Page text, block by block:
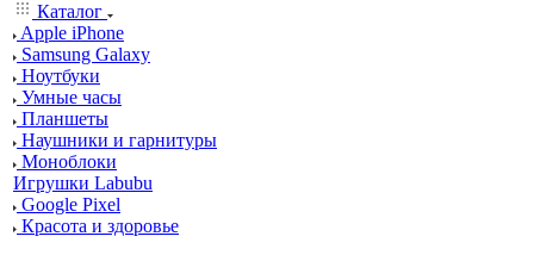
Каталог
Apple iPhone
Samsung Galaxy
Ноутбуки
Умные часы
Планшеты
Наушники и гарнитуры
Моноблоки
Игрушки Labubu
Google Pixel
Красота и здоровье